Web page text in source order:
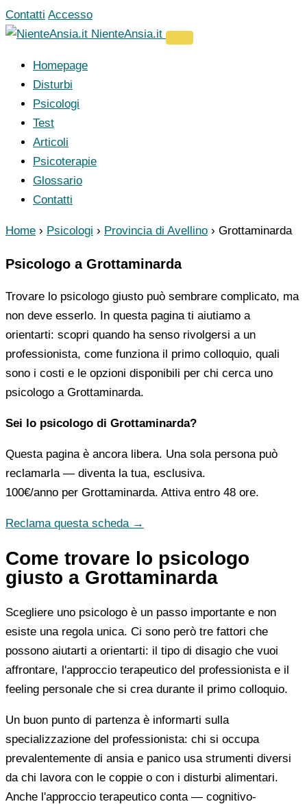
Vai
al
Contatti Accesso
NienteAnsia.it
Homepage
Disturbi
Psicologi
Test
Articoli
Psicoterapie
Glossario
Contatti
Home › Psicologi › Provincia di Avellino › Grottaminarda
Psicologo a Grottaminarda
Trovare lo psicologo giusto può sembrare complicato, ma
non deve esserlo. In questa pagina ti aiutiamo a
orientarti: scopri quando ha senso rivolgersi a un
professionista, come funziona il primo colloquio, quali
sono i costi e le opzioni disponibili per chi cerca uno
psicologo a Grottaminarda.
Sei lo psicologo di Grottaminarda?
Questa pagina è ancora libera. Una sola persona può
reclamarla — diventa la tua, esclusiva.
100€/anno per Grottaminarda. Attiva entro 48 ore.
Reclama questa scheda →
Come trovare lo psicologo
giusto a Grottaminarda
Scegliere uno psicologo è un passo importante e non
esiste una regola unica. Ci sono però tre fattori che
possono aiutarti a orientarti: il tipo di disagio che vuoi
affrontare, l'approccio terapeutico del professionista e il
feeling personale che si crea durante il primo colloquio.
Un buon punto di partenza è informarti sulla
specializzazione del professionista: chi si occupa
prevalentemente di ansia e panico usa strumenti diversi
da chi lavora con le coppie o con i disturbi alimentari.
Anche l'approccio terapeutico conta — cognitivo-